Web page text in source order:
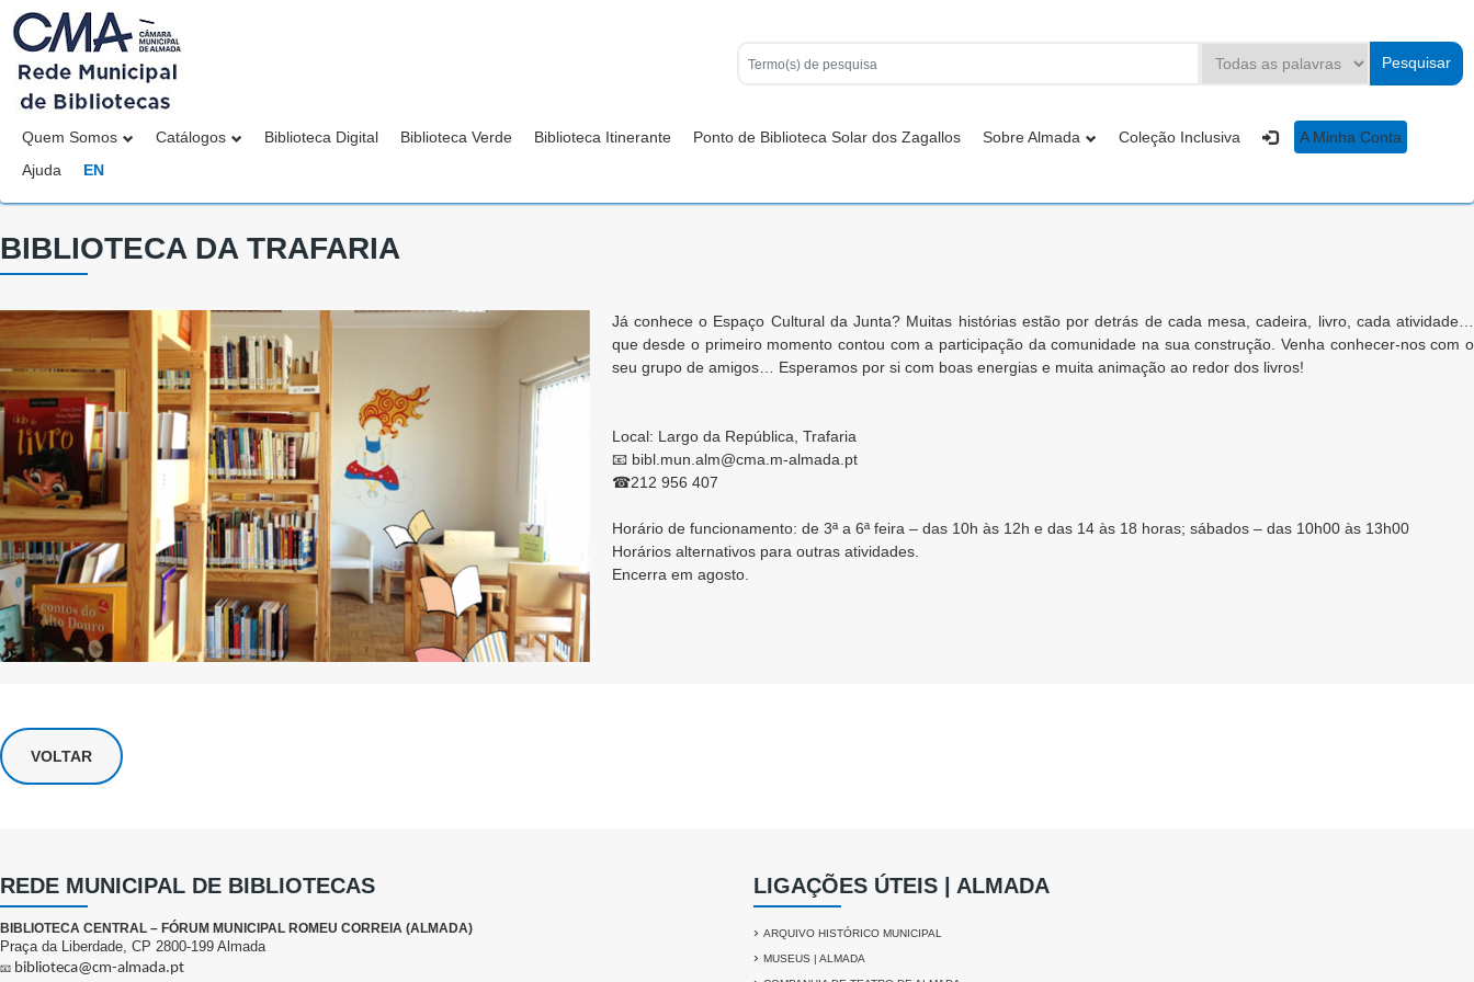
Quem Somos Catálogos Biblioteca Digital Biblioteca Verde Biblioteca Itinerante Ponto de Biblioteca Solar dos Zagallos Sobre Almada Coleção Inclusiva
A Minha Conta
Ajuda
EN
BIBLIOTECA DA TRAFARIA
Já conhece o Espaço Cultural da Junta? Muitas histórias estão por detrás de cada mesa, cadeira, livro, cada atividade…
que desde o primeiro momento contou com a participação da comunidade na sua construção. Venha conhecer-nos com o
seu grupo de amigos… Esperamos por si com boas energias e muita animação ao redor dos livros!
Local: Largo da República, Trafaria
📧 bibl.mun.alm@cma.m-almada.pt
☎212 956 407
Horário de funcionamento: de 3ª a 6ª feira – das 10h às 12h e das 14 às 18 horas; sábados – das 10h00 às 13h00
Horários alternativos para outras atividades.
Encerra em agosto.
VOLTAR
REDE MUNICIPAL DE BIBLIOTECAS
BIBLIOTECA CENTRAL – FÓRUM MUNICIPAL ROMEU CORREIA (ALMADA)
Praça da Liberdade, CP 2800-199 Almada
📧 biblioteca@cm-almada.pt
LIGAÇÕES ÚTEIS | ALMADA
› ARQUIVO HISTÓRICO MUNICIPAL
› MUSEUS | ALMADA